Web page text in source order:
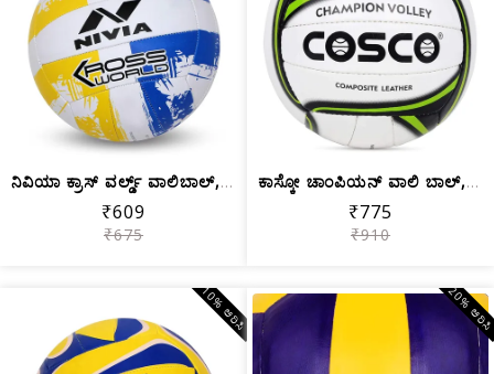
ನಿವಿಯಾ ಕ್ರಾಸ್ ವರ್ಲ್ಡ್ ವಾಲಿಬಾಲ್, ಗಾತ್ರ 4
₹609
₹675
ಕಾಸ್ಕೋ ಚಾಂಪಿಯನ್ ವಾಲಿ ಬಾಲ್, ಗಾತ್ರ 4
₹775
₹910
10% ಆರಿಸಿ 20%